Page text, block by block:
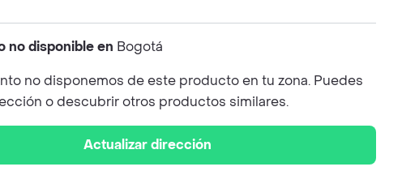
no disponible en Bogotá
no disponemos de este producto en tu zona. Puedes
o descubrir otros productos similares.
Actualizar dirección